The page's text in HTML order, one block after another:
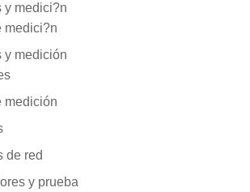
y medici?n
medici?n
y medición
medición
de red
y prueba